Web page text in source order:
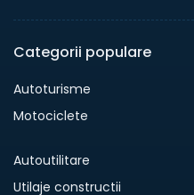
Categorii populare
Autoturisme
Motociclete
Autoutilitare
Utilaje constructii